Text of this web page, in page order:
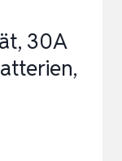
30A